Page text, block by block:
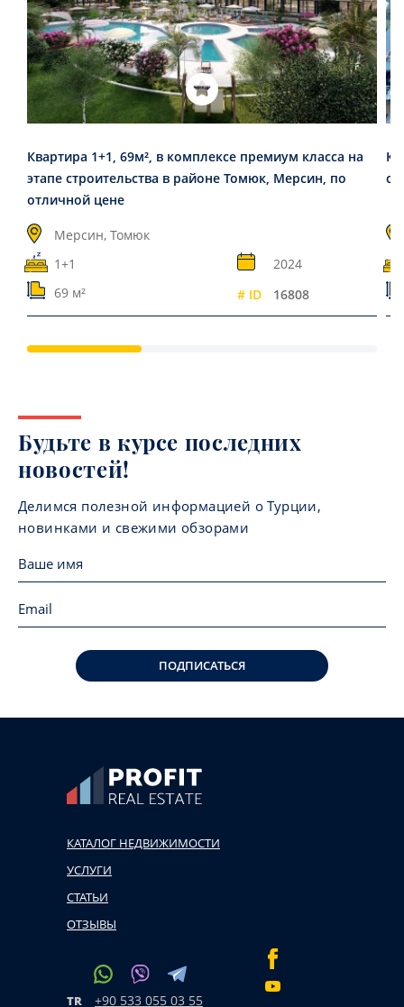
Квартира 1+1, 69м², в комплексе премиум класса на
этапе строительства в районе Томюк, Мерсин, по
отличной цене
Мерсин, Томюк
1+1
2024
69 м²
# ID 16808
с
Будьте в курсе последних
новостей!
Делимся полезной информацией о Турции,
новинками и свежими обзорами
ПОДПИСАТЬСЯ
КАТАЛОГ НЕДВИЖИМОСТИ
УСЛУГИ
СТАТЬИ
ОТЗЫВЫ
TR +90 533 055 03 55